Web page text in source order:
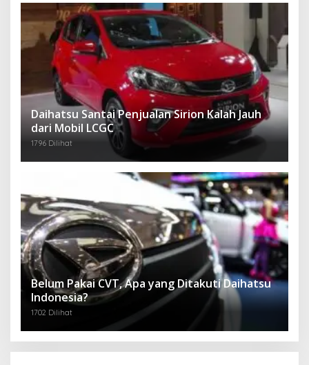
Daihatsu Santai Penjualan Sirion Kalah Jauh
dari Mobil LCGC
1796 Dilihat
Belum Pakai CVT, Apa yang Ditakuti Daihatsu
Indonesia?
1702 Dilihat